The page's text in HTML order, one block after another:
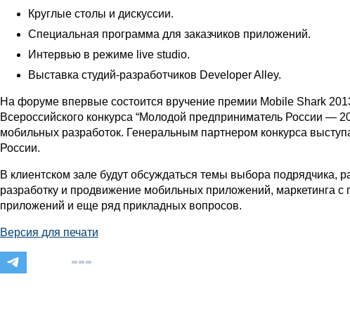
Круглые столы и дискуссии.
Специальная программа для заказчиков приложений.
Интервью в режиме live studio.
Выставка студий-разработчиков Developer Alley.
На форуме впервые состоится вручение премии Mobile Shark
Всероссийского конкурса “Молодой предприниматель России —
мобильных разработок. Генеральным партнером конкурса
России.
В клиентском зале будут обсуждаться темы выбора подрядчика,
разработку и продвижение мобильных приложений, маркетинга
приложений и еще ряд прикладных вопросов.
Версия для печати